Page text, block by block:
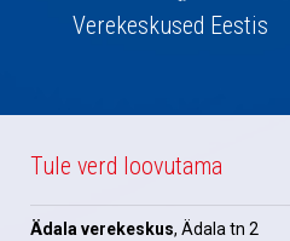
Verekeskused Eestis
Tule verd loovutama
Ädala verekeskus, Ädala tn 2